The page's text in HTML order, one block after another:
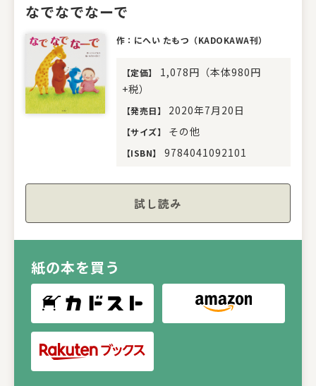
なでなでなーで
作：にへい たもつ（KADOKAWA刊）
【定価】
1,078円（本体980円
+税）
【発売日】 2020年7月20日
【サイズ】 その他
【ISBN】 9784041092101
試し読み
紙の本を買う